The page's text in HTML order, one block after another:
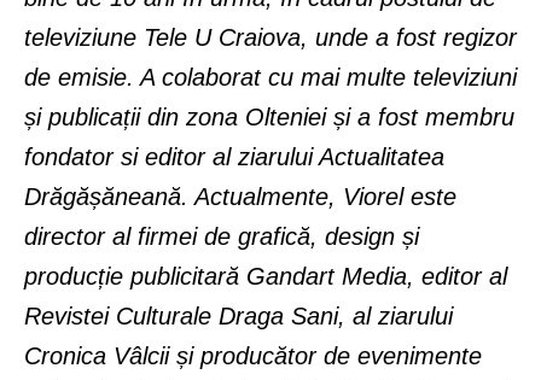
televiziune Tele U Craiova, unde a fost regizor
de emisie. A colaborat cu mai multe televiziuni
și publicații din zona Olteniei și a fost membru
fondator si editor al ziarului Actualitatea
Drăgășăneană. Actualmente, Viorel este
director al firmei de grafică, design și
producție publicitară Gandart Media, editor al
Revistei Culturale Draga Sani, al ziarului
Cronica Vâlcii și producător de evenimente